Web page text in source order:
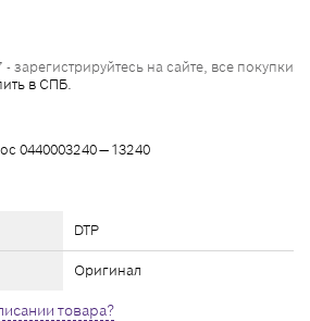
0440003240 — 13240
DTP
Оригинал
товара?
- зарегистрируйтесь на сайте, все покупки
в СПБ.